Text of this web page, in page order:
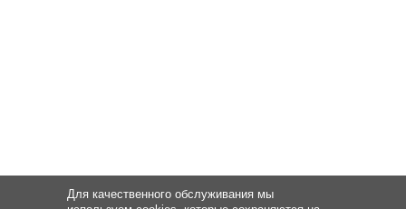
Для качественного обслуживания мы